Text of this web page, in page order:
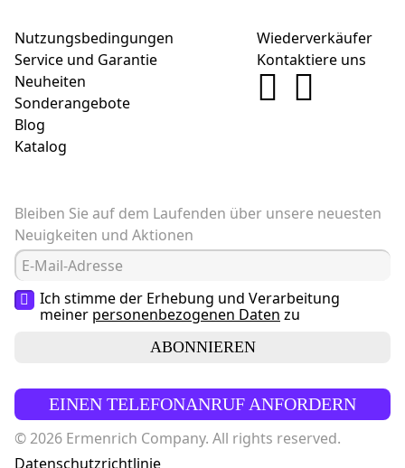
Nutzungsbedingungen
Service und Garantie
Neuheiten
Sonderangebote
Blog
Katalog
Wiederverkäufer
Kontaktiere uns
Bleiben Sie auf dem Laufenden über unsere neuesten
Neuigkeiten und Aktionen
Ich stimme der Erhebung und Verarbeitung
meiner personenbezogenen Daten zu
ABONNIEREN
EINEN TELEFONANRUF ANFORDERN
© 2026 Ermenrich Company. All rights reserved.
Datenschutzrichtlinie